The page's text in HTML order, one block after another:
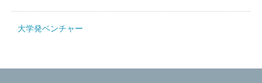
大学発ベンチャー